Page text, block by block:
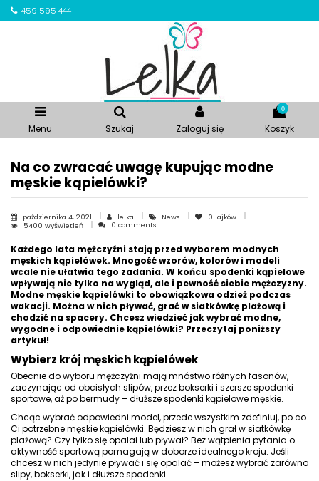
459 595 444
Menu Szukaj Zaloguj się
0
Koszyk
Na co zwracać uwagę kupując modne
męskie kąpielówki?
października 4, 2021 lelka News 0 lajków
5400 wyświetleń
0 comments
Każdego lata mężczyźni stają przed wyborem modnych
męskich kąpielówek. Mnogość wzorów, kolorów i modeli
wcale nie ułatwia tego zadania. W końcu spodenki kąpielowe
wpływają nie tylko na wygląd, ale i pewność siebie mężczyzny.
Modne męskie kąpielówki to obowiązkowa odzież podczas
wakacji. Można w nich pływać, grać w siatkówkę plażową i
chodzić na spacery. Chcesz wiedzieć jak wybrać modne,
wygodne i odpowiednie kąpielówki? Przeczytaj poniższy
artykuł!
Wybierz krój męskich kąpielówek
Obecnie do wyboru mężczyźni mają mnóstwo różnych fasonów,
zaczynając od obcisłych slipów, przez bokserki i szersze spodenki
sportowe, aż po bermudy – dłuższespodenki kąpielowe męskie.
Chcąc wybrać odpowiedni model, przede wszystkim zdefiniuj, po co
Ci potrzebnemęskie kąpielówki. Będziesz w nich grał w siatkówkę
plażową? Czy tylko się opalał lub pływał? Bez wątpienia pytania o
aktywność sportową pomagają w doborze idealnego kroju. Jeśli
chcesz w nich jedynie pływać i się opalać – możesz wybrać zarówno
slipy, bokserki, jak i dłuższe spodenki.